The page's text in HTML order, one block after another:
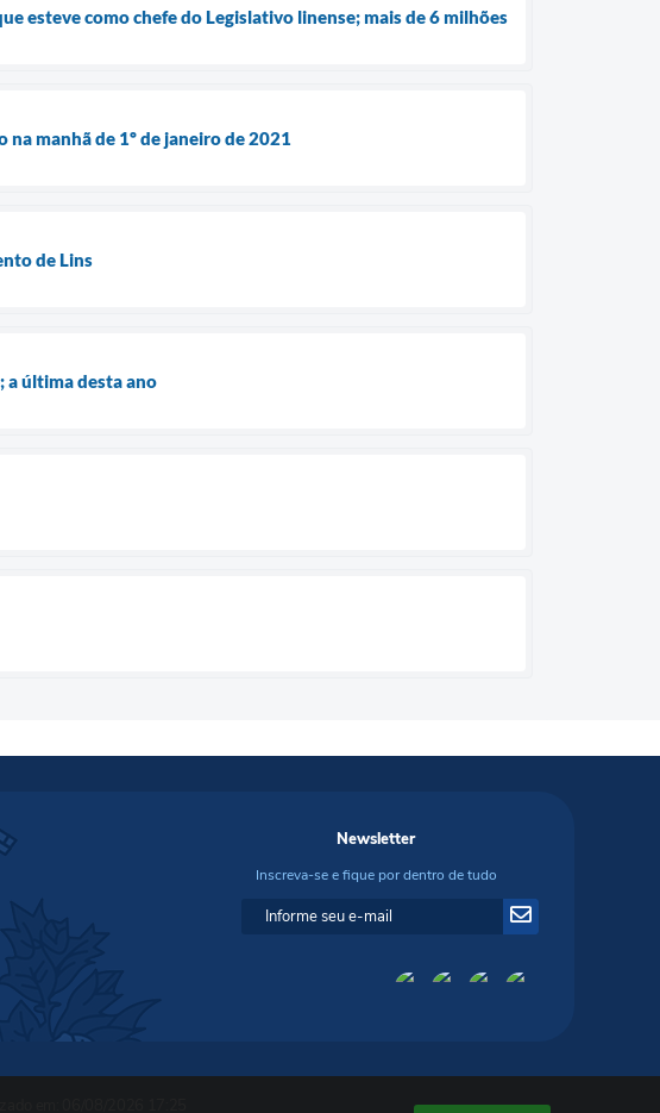
esteve como chefe do Legislativo linense; mais de 6 milhões
manhã de 1º de janeiro de 2021
de Lins
a última desta ano
Newsletter
Inscreva-se e fique por dentro de tudo